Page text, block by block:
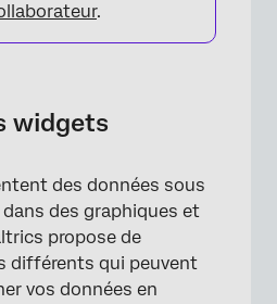
.
widgets
des données sous
des graphiques et
propose de
différents qui peuvent
vos données en